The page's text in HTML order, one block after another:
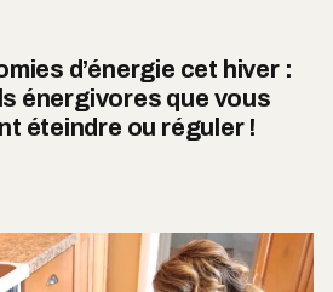
d’énergie cet hiver :
énergivores que vous
éteindre ou réguler !